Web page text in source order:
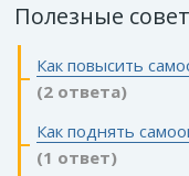
Полезные
Как повысить
(2 ответа)
Как поднять
(1 ответ)